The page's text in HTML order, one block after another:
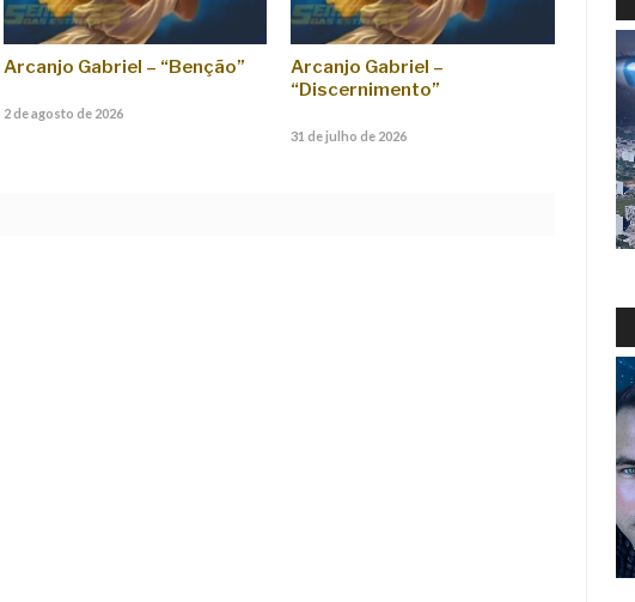
Arcanjo Gabriel – “Benção”
2 de agosto de 2026
Arcanjo Gabriel –
“Discernimento”
31 de julho de 2026